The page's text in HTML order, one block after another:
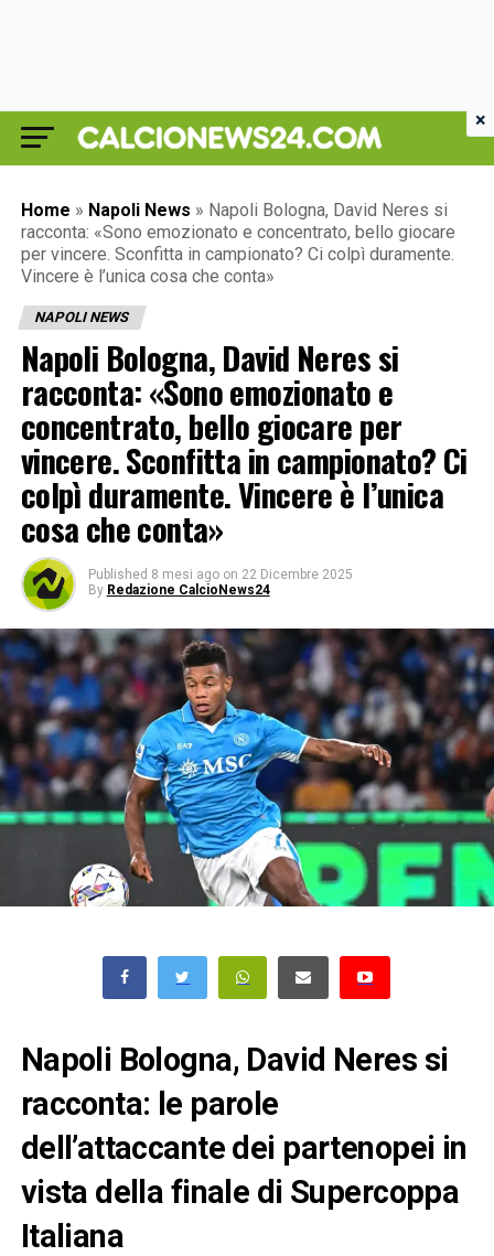
Home » Napoli News » Napoli Bologna, David Neres si
racconta: «Sono emozionato e concentrato, bello giocare
per vincere. Sconfitta in campionato? Ci colpì duramente.
Vincere è l’unica cosa che conta»
NAPOLI NEWS
Napoli Bologna, David Neres si
racconta: «Sono emozionato e
concentrato, bello giocare per
vincere. Sconfitta in campionato? Ci
colpì duramente. Vincere è l’unica
cosa che conta»
Published 8 mesi ago on 22 Dicembre 2025
By Redazione CalcioNews24
Napoli Bologna, David Neres si
racconta: le parole
dell’attaccante dei partenopei in
vista della finale di Supercoppa
Italiana
×